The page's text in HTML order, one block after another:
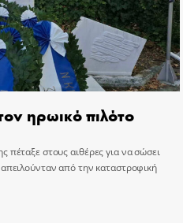
ηρωικό πιλότο
πέταξε στους αιθέρες για να σώσει
από την καταστροφική